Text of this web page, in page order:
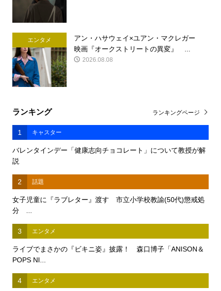
エンタメ
アン・ハサウェイ×ユアン・マクレガー
映画『オークストリートの異変』 ...
2026.08.08
ランキング
1 キャスター
バレンタインデー「健康志向チョコレート」について教授が解
説
2 話題
女子児童に『ラブレター』渡す 市立小学校教諭(50代)懲戒処
分 ...
3 エンタメ
ライブでまさかの『ビキニ姿』披露！ 森口博子「ANISON＆
POPS NI...
4 エンタメ
ランキングページ